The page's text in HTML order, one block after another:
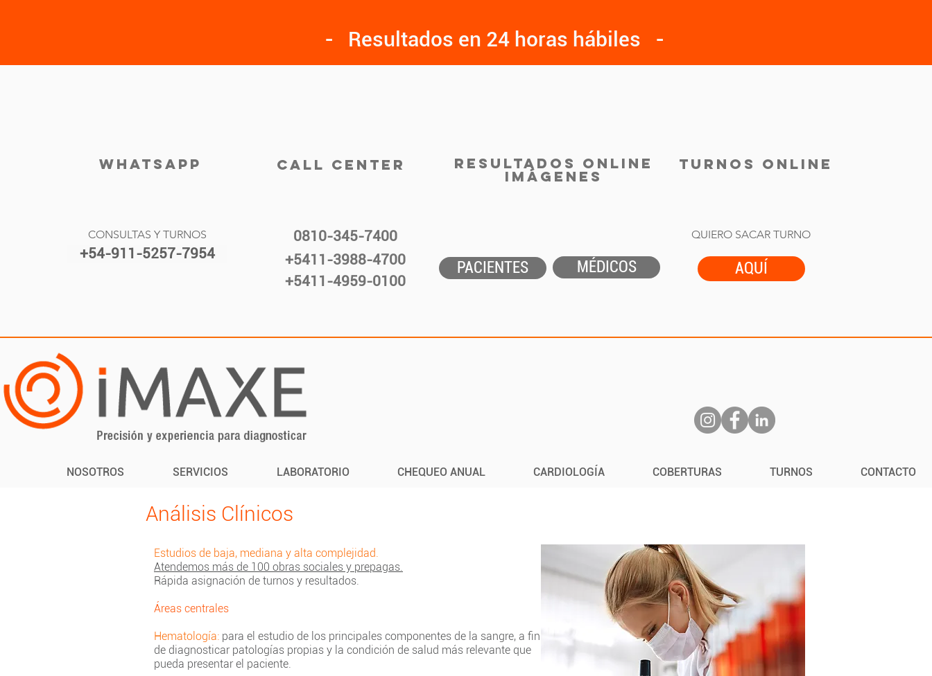
- Resultados en 24 horas hábiles -
WHATSAPP
CONSULTAS Y TURNOS
+54-911-5257-7954
CALL CENTER
0810-345-7400
+5411-3988-4700
+5411-4959-0100
RESULTADOS ONLINE
IMÁGENES
TURNOS ONLINE
QUIERO SACAR TURNO
PACIENTES MÉDICOS AQUÍ
NOSOTROS SERVICIOS LABORATORIO CHEQUEO ANUAL CARDIOLOGÍA COBERTURAS TURNOS CONTACTO
Análisis Clínicos
Estudios de baja, mediana y alta complejidad.
Atendemos más de 100 obras sociales y prepagas.
Rápida asignación de turnos y resultados.
Áreas centrales
Hematología: para el estudio de los principales componentes de la sangre, a fin
de diagnosticar patologías propias y la condición de salud más relevante que
pueda presentar el paciente.